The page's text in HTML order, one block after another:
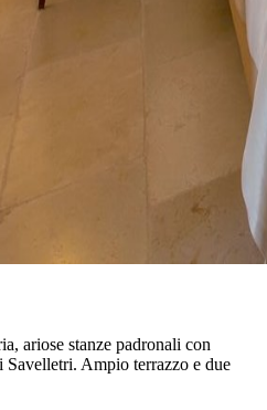
ariose stanze padronali con
Ampio terrazzo e due